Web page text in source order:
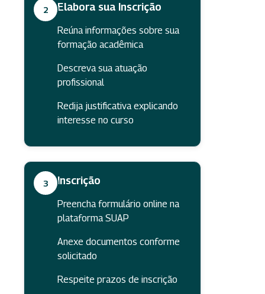
2 Elabora sua Inscrição
Reúna informações sobre sua
formação acadêmica
Descreva sua atuação
profissional
Redija justificativa explicando
interesse no curso
3 Inscrição
Preencha formulário online na
plataforma SUAP
Anexe documentos conforme
solicitado
Respeite prazos de inscrição